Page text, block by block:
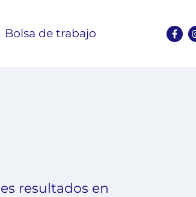
Bolsa de trabajo
resultados en